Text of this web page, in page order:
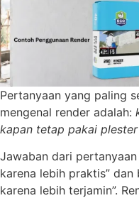
Pertanyaan yang paling
mengenal render adalah:
kapan tetap pakai
Jawaban dari
karena lebih praktis” dan
karena lebih terjamin”.